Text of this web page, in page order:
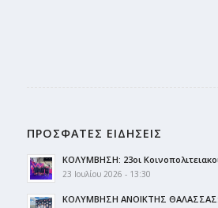
ΠΡΟΣΦΑΤΕΣ ΕΙΔΗΣΕΙΣ
ΚΟΛΥΜΒΗΣΗ: 23οι
23 Ιουλίου 2026 - 13:30
ΚΟΛΥΜΒΗΣΗ ΑΝΟΙΚΤΗΣ ΘΑΛΑΣΣΑΣ: